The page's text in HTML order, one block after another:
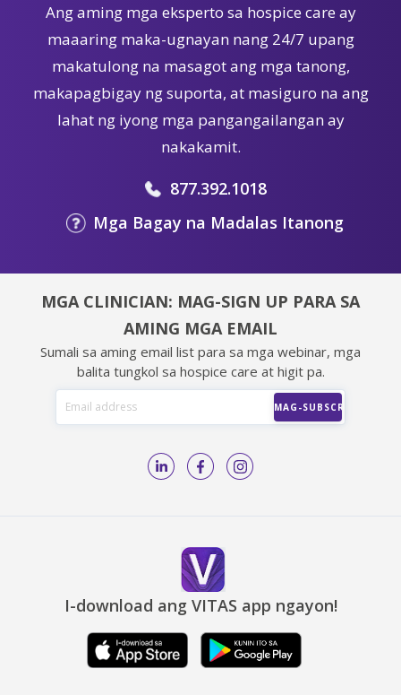
Ang aming mga eksperto sa hospice care ay
maaaring maka-ugnayan nang 24/7 upang
makatulong na masagot ang mga tanong,
makapagbigay ng suporta, at masiguro na ang
lahat ng iyong mga pangangailangan ay
nakakamit.
877.392.1018
Mga Bagay na Madalas Itanong
MGA CLINICIAN: MAG-SIGN UP PARA SA
AMING MGA EMAIL
Sumali sa aming email list para sa mga webinar, mga
balita tungkol sa hospice care at higit pa.
I-download ang VITAS app ngayon!